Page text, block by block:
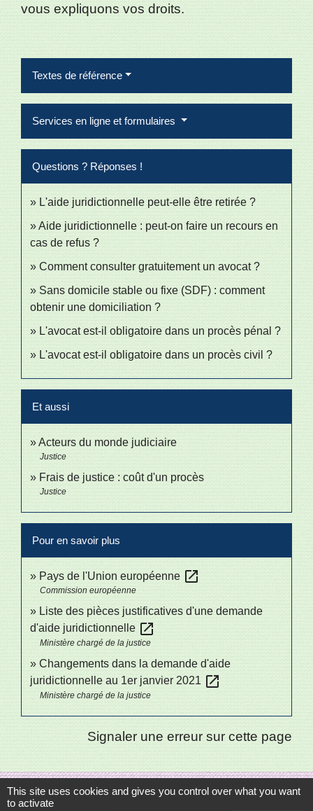
vous expliquons vos droits.
Textes de référence
Services en ligne et formulaires
Questions ? Réponses !
L'aide juridictionnelle peut-elle être retirée ?
Aide juridictionnelle : peut-on faire un recours en
cas de refus ?
Comment consulter gratuitement un avocat ?
Sans domicile stable ou fixe (SDF) : comment
obtenir une domiciliation ?
L'avocat est-il obligatoire dans un procès pénal ?
L'avocat est-il obligatoire dans un procès civil ?
Et aussi
Acteurs du monde judiciaire
Justice
Frais de justice : coût d'un procès
Justice
Pour en savoir plus
Pays de l'Union européenne open_in_new
Commission européenne
Liste des pièces justificatives d'une demande
d'aide juridictionnelle open_in_new
Ministère chargé de la justice
Changements dans la demande d'aide
juridictionnelle au 1er janvier 2021 open_in_new
Ministère chargé de la justice
Signaler une erreur sur cette page
This site uses cookies and gives you control over what you want
to activate